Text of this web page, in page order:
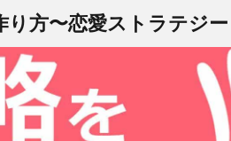
り方〜恋愛ストラテジー